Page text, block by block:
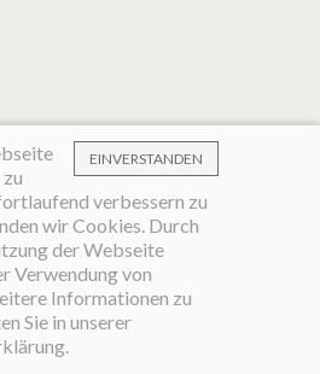
EINVERSTANDEN
verbessern zu
wir Cookies. Durch
der Webseite
Verwendung von
Informationen zu
Sie in unserer
.